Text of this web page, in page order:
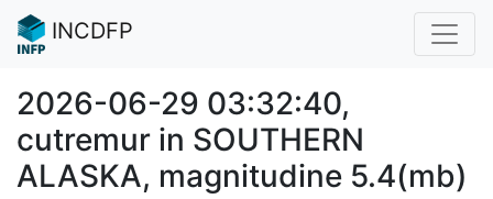
INCDFP
2026-06-29 03:32:40,
cutremur in SOUTHERN
ALASKA, magnitudine 5.4(mb)